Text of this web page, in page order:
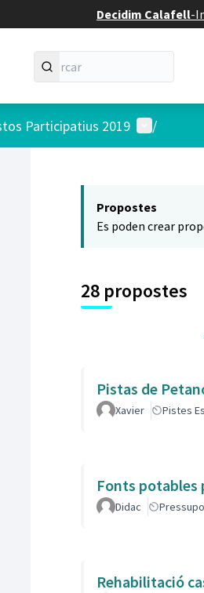
Decidim Calafell-
Participatius 2019 Menú
/
Propostes
Es poden crear
28 propostes
Pistas de
Xavier Pistes
Fonts potables
Didac
Rehabilitació